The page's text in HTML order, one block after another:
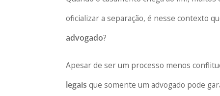
oficializar a separação, é nesse contexto
advogado?
Apesar de ser um processo menos
legais que somente um advogado pode